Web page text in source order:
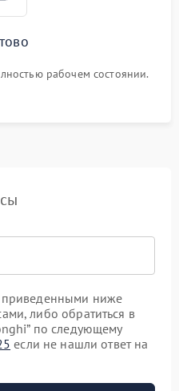
рабочем состоянии.
приведенными ниже
либо обратиться в
по следующему
если не нашли ответ на